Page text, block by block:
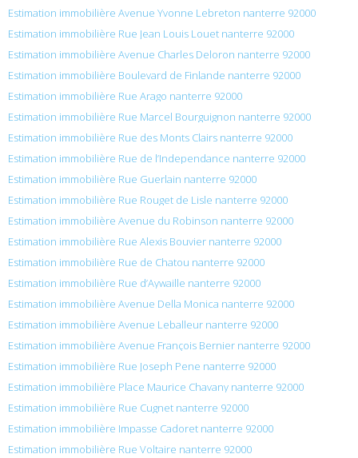
Estimation immobilière Avenue Yvonne Lebreton nanterre 92000
Estimation immobilière Rue Jean Louis Louet nanterre 92000
Estimation immobilière Avenue Charles Deloron nanterre 92000
Estimation immobilière Boulevard de Finlande nanterre 92000
Estimation immobilière Rue Arago nanterre 92000
Estimation immobilière Rue Marcel Bourguignon nanterre 92000
Estimation immobilière Rue des Monts Clairs nanterre 92000
Estimation immobilière Rue de l’Independance nanterre 92000
Estimation immobilière Rue Guerlain nanterre 92000
Estimation immobilière Rue Rouget de Lisle nanterre 92000
Estimation immobilière Avenue du Robinson nanterre 92000
Estimation immobilière Rue Alexis Bouvier nanterre 92000
Estimation immobilière Rue de Chatou nanterre 92000
Estimation immobilière Rue d’Aywaille nanterre 92000
Estimation immobilière Avenue Della Monica nanterre 92000
Estimation immobilière Avenue Leballeur nanterre 92000
Estimation immobilière Avenue François Bernier nanterre 92000
Estimation immobilière Rue Joseph Pene nanterre 92000
Estimation immobilière Place Maurice Chavany nanterre 92000
Estimation immobilière Rue Cugnet nanterre 92000
Estimation immobilière Impasse Cadoret nanterre 92000
Estimation immobilière Rue Voltaire nanterre 92000